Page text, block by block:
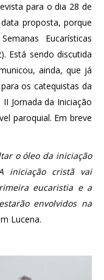
para o dia 28 de
proposta, porque
Eucarísticas
Está sendo discutida
ainda, que já
os catequistas da
Jornada da Iniciação
paroquial. Em breve
o óleo da iniciação
iniciação cristã vai
eucaristia e a
envolvidos na
Lucena.